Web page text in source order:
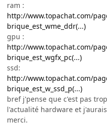
ram :
http://www.topachat.com/
brique_est_wme_ddr(...)
gpu :
http://www.topachat.com/
brique_est_wgfx_pc(...)
ssd:
http://www.topachat.com/
brique_est_w_ssd_p(...)
bref j'pense que c'est pas
l'actualité hardware et
merci.